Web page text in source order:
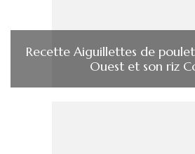
Recette Aiguillettes de
Ouest et son riz